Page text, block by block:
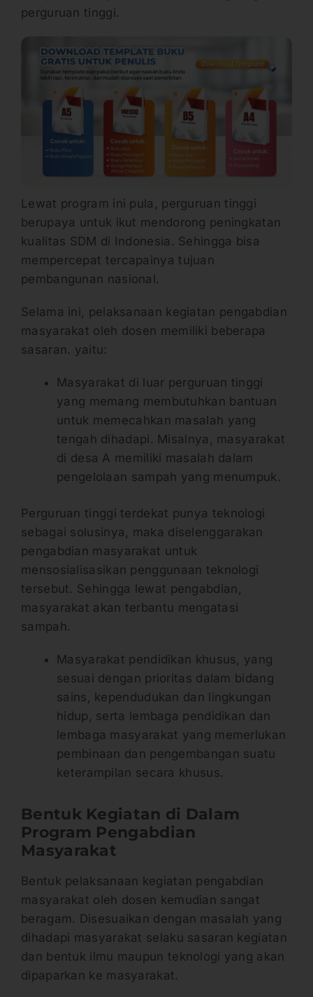
perguruan tinggi.
Lewat program ini pula, perguruan tinggi
berupaya untuk ikut mendorong peningkatan
kualitas SDM di Indonesia. Sehingga bisa
mempercepat tercapainya tujuan
pembangunan nasional.
Selama ini, pelaksanaan kegiatan pengabdian
masyarakat oleh dosen memiliki beberapa
sasaran. yaitu:
Masyarakat di luar perguruan tinggi
yang memang membutuhkan bantuan
untuk memecahkan masalah yang
tengah dihadapi. Misalnya, masyarakat
di desa A memiliki masalah dalam
pengelolaan sampah yang menumpuk.
Perguruan tinggi terdekat punya teknologi
sebagai solusinya, maka diselenggarakan
pengabdian masyarakat untuk
mensosialisasikan penggunaan teknologi
tersebut. Sehingga lewat pengabdian,
masyarakat akan terbantu mengatasi
sampah.
Masyarakat pendidikan khusus, yang
sesuai dengan prioritas dalam bidang
sains, kependudukan dan lingkungan
hidup, serta lembaga pendidikan dan
lembaga masyarakat yang memerlukan
pembinaan dan pengembangan suatu
keterampilan secara khusus.
Bentuk Kegiatan di Dalam
Program Pengabdian
Masyarakat
Bentuk pelaksanaan kegiatan pengabdian
masyarakat oleh dosen kemudian sangat
beragam. Disesuaikan dengan masalah yang
dihadapi masyarakat selaku sasaran kegiatan
dan bentuk ilmu maupun teknologi yang akan
dipaparkan ke masyarakat.